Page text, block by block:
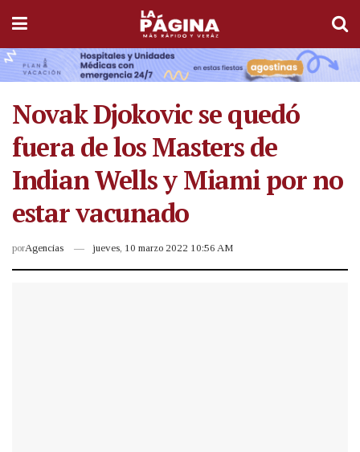
Novak Djokovic se quedó
fuera de los Masters de
Indian Wells y Miami por no
estar vacunado
porAgencias jueves, 10 marzo 2022 10:56 AM